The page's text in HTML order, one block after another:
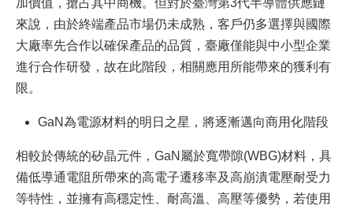
加價值，搶占其中商機。但對於臺灣第3代半導體供應鏈
來說，由於終端產品市場仍未成熟，客戶仍多選擇與國際
大廠率先合作以確保產品的品質，臺廠僅能與中小型企業
進行合作研發，故在此階段，相關應用所能帶來的獲利有
限。
GaN為電源材料的明日之星，將逐漸邁向商用化階段
相較於傳統的矽晶元件，GaN屬於寬帶隙(WBG)材料，具
備低導通電阻所帶來的高電子遷移率及高崩潰電壓耐受力
等特性，並擁有高穩定性、耐高溫、高壓等優勢，若使用